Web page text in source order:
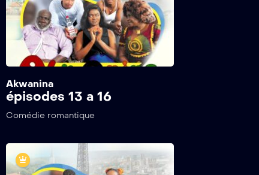
Akwanina
épisodes 13 a 16
Comédie romantique